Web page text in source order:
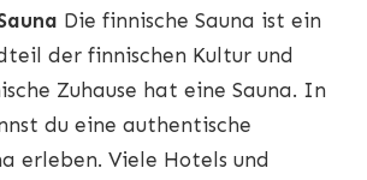
Die finnische Sauna ist ein
der finnischen Kultur und
Zuhause hat eine Sauna. In
du eine authentische
erleben. Viele Hotels und